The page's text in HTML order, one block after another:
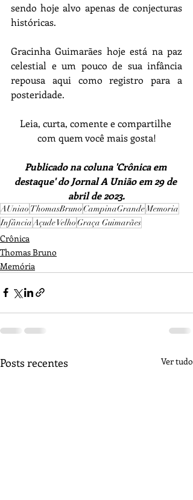
sendo hoje alvo apenas de conjecturas
históricas.
Gracinha Guimarães hoje está na paz
celestial e um pouco de sua infância
repousa aqui como registro para a
posteridade.
Leia, curta, comente e compartilhe
com quem você mais gosta!
Publicado na coluna 'Crônica em
destaque' do Jornal A União em 29 de
abril de 2023.
AUniao ThomasBrunoCampinaGrandeMemoria
InfânciaAçude VelhoGraça Guimarães
Crônica
Thomas Bruno
Memória
Posts recentes Ver tudo